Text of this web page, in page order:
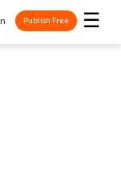
☰
Publish Free